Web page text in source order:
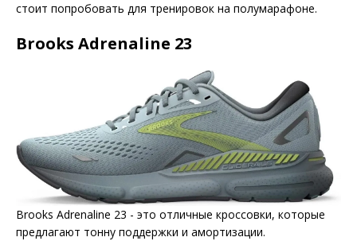
стоит попробовать для тренировок на полумарафоне.
Brooks Adrenaline 23
Brooks Adrenaline 23 - это отличные кроссовки, которые
предлагают тонну поддержки и амортизации.